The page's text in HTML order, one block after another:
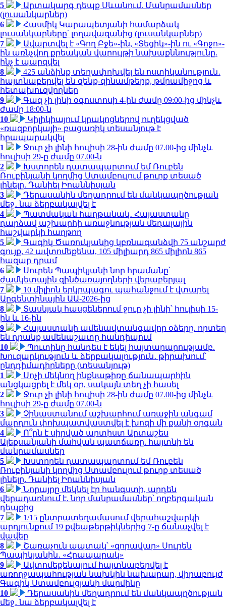
5
Արտակարգ դեպք Սևանում. Մանրամասներ
(լուսանկարներ)
6
Հասմիկ Կարապետյանի համարձակ
լուսանկարները՝ լողավազանից (լուսանկարներ)
7
Ավարտվել է «Գող Բջե»-ին, «Տեցիկ»-ին ու «Գոջո»-
ին առնչվող քրեական վարույթի նախաքննությունը.
ինչ է պարզվել
8
425 անձինք տեղափոխվել են ոստիկանություն․
հայտնաբերվել են զենք-զինամթերք, թմրամիջոց և
հետախուզվողներ
9
Գազ չի լինի օգոստոսի 4-ին ժամը 09:00-ից մինչև
ժամը 18:00-ն
10
Կիլիկիայում կրակոցներով ուղեկցված
«ռազբորկայի» բացառիկ տեսանյութ է
հրապարակվել
1
Ջուր չի լինի հուլիսի 28-ին ժամը 07.00-ից մինչև
հուլիսի 29-ը ժամը 07.00-ն
2
Խստորեն դատապարտում եմ Ռուբեն
Ռուբինյանի կողմից Ստամբուլում թուրք տեսած
լինելը. Դանիել Իոաննիսյան
3
Դերասանին մեղադրում են մանկապղծության
մեջ․ նա ձերբակալվել է
4
Պատմական հաղթանակ․ Հայաստանը
դարձավ աշխարհի առաջնության մեդալային
հաշվարկի հաղթող
5
Գագիկ Ծառուկյանից կբռնագանձվի 75 անշարժ
գույք, 42 ավտոմեքենա, 105 միլիարդ 865 միլիոն 865
հազար դրամ
6
Սուրեն Պապիկյանի նոր հրամանը՝
ժամկետային զինծառայողների վերաբերյալ
7
10 միլիոն երկրպագու պահանջում է վտարել
Արգենտինային ԱԱ-2026-ից
8
Տասնյակ հասցեներում ջուր չի լինի՝ հուլիսի 15-
ին և 16-ին
9
Հայաստանի ամենավտանգավոր օձերը. որտեղ
են դրանք ամենաշատը հանդիպում
10
Պուտինը հանդես է եկել հայտարարությամբ.
Խուզարկություն և ձերբակալություն․ թիրախում՝
ընդդիմադիրները (տեսանյութ)
1
Սոչի մեկնող ինքնաթիռը ճանապարհին
անցկացրել է մեկ օր, սակայն տեղ չի հասել
2
Ջուր չի լինի հուլիսի 28-ին ժամը 07.00-ից մինչև
հուլիսի 29-ը ժամը 07.00-ն
3
Չինաստանում աշխարհում առաջին անգամ
մարդուն փոխպատվաստվել է խոզի մի քանի օրգան
4
Ո՞րն է սիրված արտիստ Արտաշես
Ալեքսանյանի մահվան պատճառը. հայտնի են
մանրամասներ
5
Խստորեն դատապարտում եմ Ռուբեն
Ռուբինյանի կողմից Ստամբուլում թուրք տեսած
լինելը. Դանիել Իոաննիսյան
6
Նորայրը մեկնել էր հանգստի, արդեն
վերադառնում է. նոր մանրամասներ՝ ողբերգական
դեպքից
7
1/15 ընտրատեղամասում վերահաշվարկի
արդյունքում 19 քվեաթերթիկներից 7-ը ճանաչվել է
վավեր
8
Շառաչուն ապտակ՝ «զորավար» Սուրեն
Պապիկյանին․ «Հրապարակ»
9
Ավտոմեքենայում հայտնաբերվել է
առողջապահության նախկին նախարար, վիրաբույժ
Գագիկ Ստամբուլցյանի մարմինը
10
Դերասանին մեղադրում են մանկապղծության
մեջ․ նա ձերբակալվել է